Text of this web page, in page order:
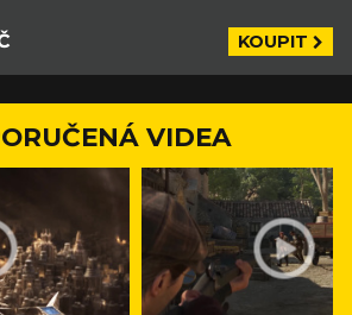
KOUPIT
VIDEA